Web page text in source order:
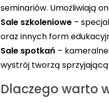
seminariów. Umożliwiają
Sale szkoleniowe –
oraz innych form
Sale spotkań –
wystrój tworzą
Dlaczego warto